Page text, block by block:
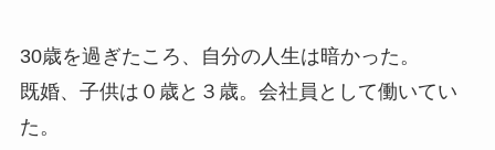
30歳を過ぎたころ、自分の人生は暗かった。
既婚、子供は０歳と３歳。会社員として働いてい
た。